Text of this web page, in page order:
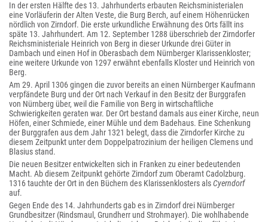
In der ersten Hälfte des 13. Jahrhunderts erbauten Reichsministerialen
eine Vorläuferin der Alten Veste, die Burg Berch, auf einem Höhenrücken
nördlich von Zirndorf. Die erste urkundliche Erwähnung des Orts fällt ins
späte 13. Jahrhundert. Am 12. September 1288 überschrieb der Zirndorfer
Reichsministeriale Heinrich von Berg in dieser Urkunde drei Güter in
Dambach und einen Hof in Oberasbach dem Nürnberger Klarissenkloster;
eine weitere Urkunde von 1297 erwähnt ebenfalls Kloster und Heinrich von
Berg.
Am 29. April 1306 gingen die zuvor bereits an einen Nürnberger Kaufmann
verpfändete Burg und der Ort nach Verkauf in den Besitz der Burggrafen
von Nürnberg über, weil die Familie von Berg in wirtschaftliche
Schwierigkeiten geraten war. Der Ort bestand damals aus einer Kirche, neun
Höfen, einer Schmiede, einer Mühle und dem Badehaus. Eine Schenkung
der Burggrafen aus dem Jahr 1321 belegt, dass die Zirndorfer Kirche zu
diesem Zeitpunkt unter dem Doppelpatrozinium der heiligen Clemens und
Blasius stand.
Die neuen Besitzer entwickelten sich in Franken zu einer bedeutenden
Macht. Ab diesem Zeitpunkt gehörte Zirndorf zum Oberamt Cadolzburg.
1316 tauchte der Ort in den Büchern des Klarissenklosters alsCyerndorf
auf.
Gegen Ende des 14. Jahrhunderts gab es in Zirndorf drei Nürnberger
Grundbesitzer (Rindsmaul, Grundherr und Strohmayer). Die wohlhabende